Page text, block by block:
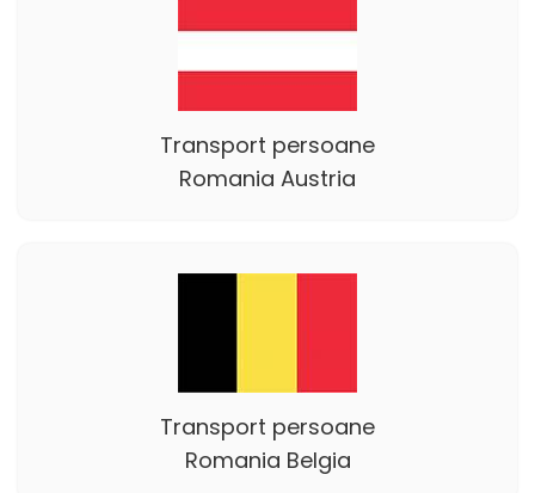
Transport persoane
Romania Austria
Transport persoane
Romania Belgia